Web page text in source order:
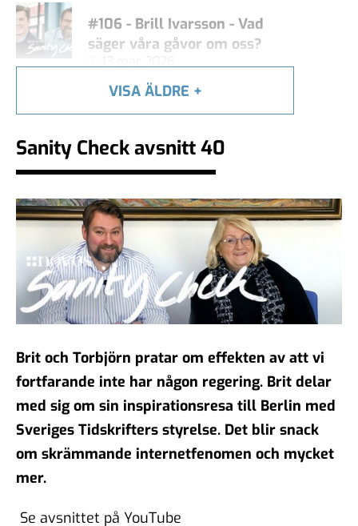
#106 - Brill Ivarsson - Vad
säger våra gåvor om oss?
#105 - Carl Heath - Äger
techjättarna vårt
demokratiska samtal?
06 feb 2026
#104 - Åsa Larsson - AI,
algoritmer och vikten av
källkritik
16 jan 2026
#103 - Anna Troberg - Ett
kunskaps- och kulturbärande
samhälle
05 dec 2025
VISA ÄLDRE +
Sanity Check avsnitt 40
Brit och Torbjörn pratar om effekten av att vi
fortfarande inte har någon regering. Brit delar
med sig om sin inspirationsresa till Berlin med
Sveriges Tidskrifters styrelse. Det blir snack
om skrämmande internetfenomen och mycket
mer.
Se avsnittet på YouTube